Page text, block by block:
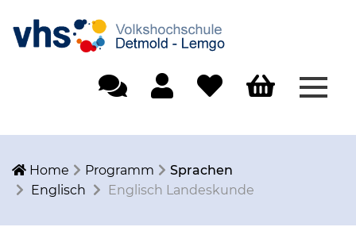
Home Programm
Sprachen
Englisch
Englisch Landeskunde